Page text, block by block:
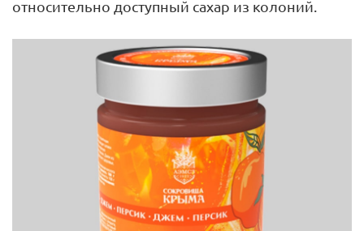
относительно доступный сахар из колоний.